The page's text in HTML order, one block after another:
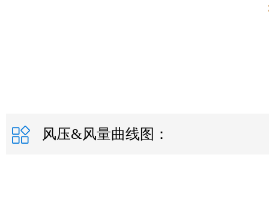
风压&风量曲线图：